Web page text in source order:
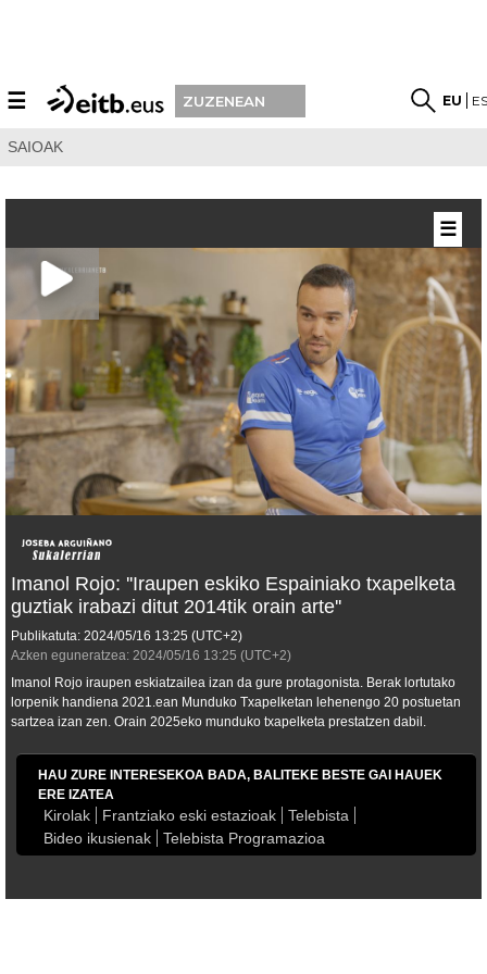
☰ ZUZENEAN EU
SAIOAK
Imanol Rojo: ''Iraupen eskiko Espainiako txapelketa
guztiak irabazi ditut 2014tik orain arte''
Publikatuta: 2024/05/16 13:25 (UTC+2)
Azken eguneratzea: 2024/05/16 13:25 (UTC+2)
Imanol Rojo iraupen eskiatzailea izan da gure protagonista. Berak lortutako
lorpenik handiena 2021.ean Munduko Txapelketan lehenengo 20 postuetan
sartzea izan zen. Orain 2025eko munduko txapelketa prestatzen dabil.
HAU ZURE INTERESEKOA BADA, BALITEKE BESTE GAI HAUEK
ERE IZATEA
Kirolak Frantziako eski estazioak
Telebista
Bideo ikusienak
Telebista Programazioa
☰